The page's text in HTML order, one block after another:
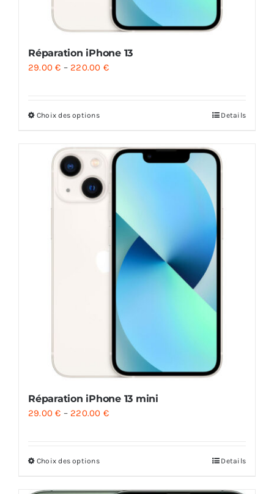
Réparation iPhone 13
29.00€ – 220.00 €
Choix des options Details
Réparation iPhone 13 mini
29.00€ – 220.00 €
Choix des options Details